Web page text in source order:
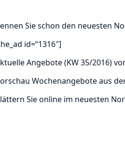
Sie schon den neuesten
id=“1316″]
Angebote (KW 35/2016)
Wochenangebote aus
Sie online im neuesten